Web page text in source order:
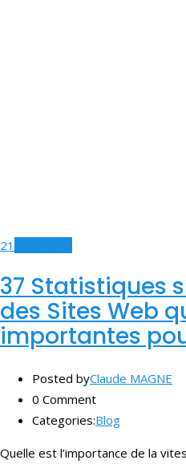
21
37 Statistiques
des Sites Web
importantes
Posted byClaude MAGNE
0 Comment
Categories:Blog
Quelle est l’importance de la